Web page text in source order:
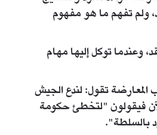
ولم تفهم ما هو مفهوم
وعندما توكل إليها مهام
المعارضة تقول: لندع الجيش
فيقولون "لتخطئ حكومة
بالسلطة".